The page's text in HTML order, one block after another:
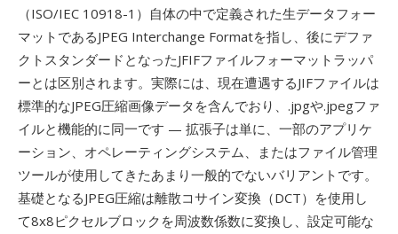
（ISO/IEC 10918-1）自体の中で定義された生データフォー
マットであるJPEG Interchange Formatを指し、後にデファ
クトスタンダードとなったJFIFファイルフォーマットラッパ
ーとは区別されます。実際には、現在遭遇するJIFファイルは
標準的なJPEG圧縮画像データを含んでおり、.jpgや.jpegファ
イルと機能的に同一です — 拡張子は単に、一部のアプリケ
ーション、オペレーティングシステム、またはファイル管理
ツールが使用してきたあまり一般的でないバリアントです。
基礎となるJPEG圧縮は離散コサイン変換（DCT）を使用し
て8x8ピクセルブロックを周波数係数に変換し、設定可能な